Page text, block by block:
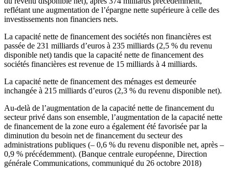
reflétant une augmentation de l’épargne nette supérieure à celle des
investissements non financiers nets.
La capacité nette de financement des sociétés non financières est
passée de 231 milliards d’euros à 235 milliards (2,5 % du revenu
disponible net) tandis que la capacité nette de financement des
sociétés financières est revenue de 15 milliards à 4 milliards.
La capacité nette de financement des ménages est demeurée
inchangée à 215 milliards d’euros (2,3 % du revenu disponible net).
Au-delà de l’augmentation de la capacité nette de financement du
secteur privé dans son ensemble, l’augmentation de la capacité nette
de financement de la zone euro a également été favorisée par la
diminution du besoin net de financement du secteur des
administrations publiques (– 0,6 % du revenu disponible net, après –
0,9 % précédemment). (Banque centrale européenne, Direction
générale Communications, communiqué du 26 octobre 2018)